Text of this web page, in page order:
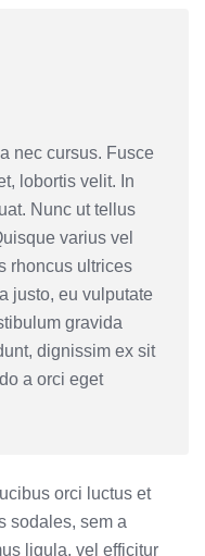
nec cursus. Fusce
lobortis velit. In
Nunc ut tellus
varius vel
rhoncus ultrices
justo, eu vulputate
gravida
dignissim ex sit
a orci eget
orci luctus et
sodales, sem a
ligula, vel efficitur